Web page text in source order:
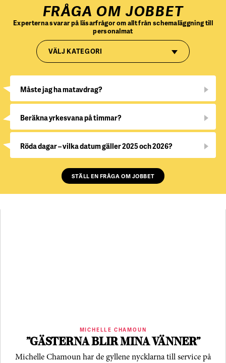
FRÅGA OM JOBBET
Experterna svarar på läsarfrågor om allt från schemaläggning till
personalmat
VÄLJ KATEGORI
Måste jag ha matavdrag?
Beräkna yrkesvana på timmar?
Röda dagar – vilka datum gäller 2025 och 2026?
STÄLL EN FRÅGA OM JOBBET
MICHELLE CHAMOUN
”GÄSTERNA BLIR MINA VÄNNER”
Michelle Chamoun har de gyllene nycklarna till service på